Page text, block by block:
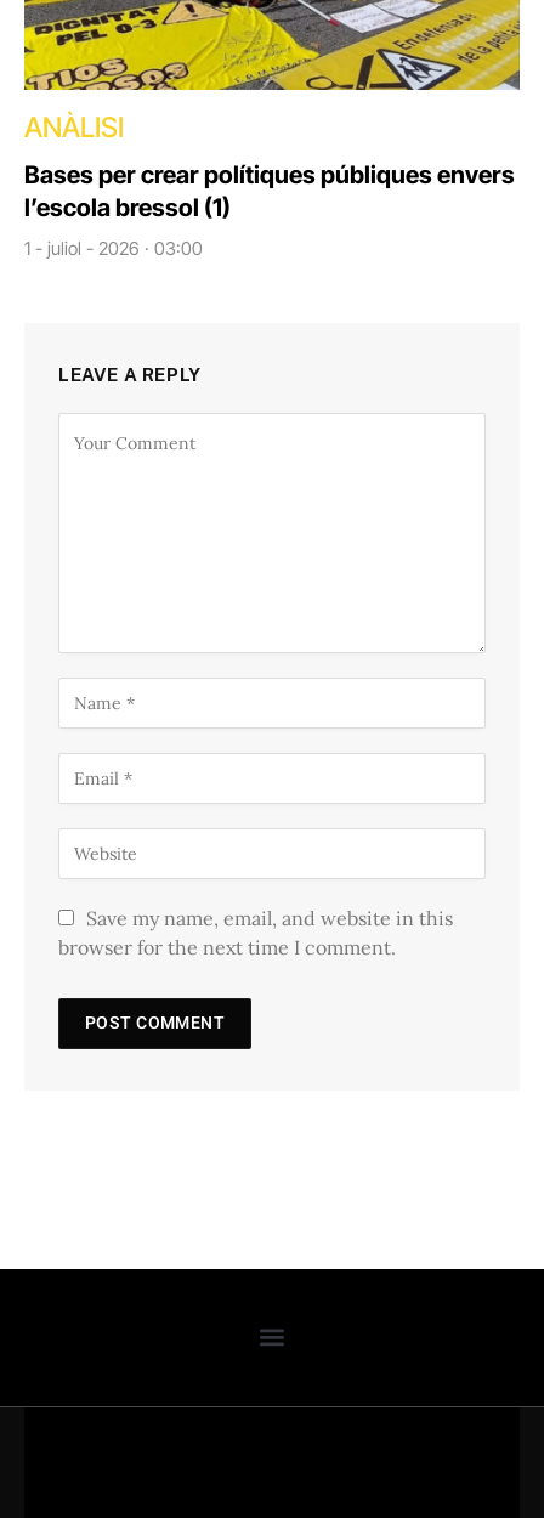
ANÀLISI
Bases per crear polítiques públiques envers
l’escola bressol (1)
1 - juliol - 2026 · 03:00
LEAVE A REPLY
Save my name, email, and website in this
browser for the next time I comment.